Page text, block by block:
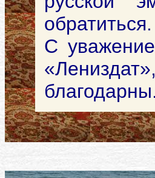
обратиться.
С
благодарны.